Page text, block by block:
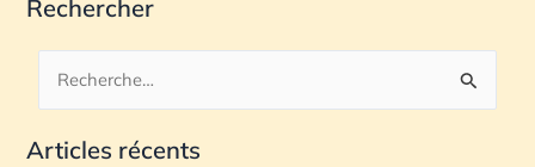
Rechercher
c
Articles récents